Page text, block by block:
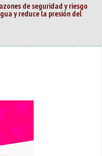
de seguridad y riesgo
y reduce la presión del